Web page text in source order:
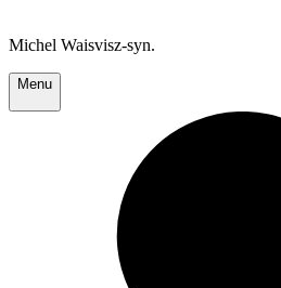
Michel Waisvisz-syn.
Menu